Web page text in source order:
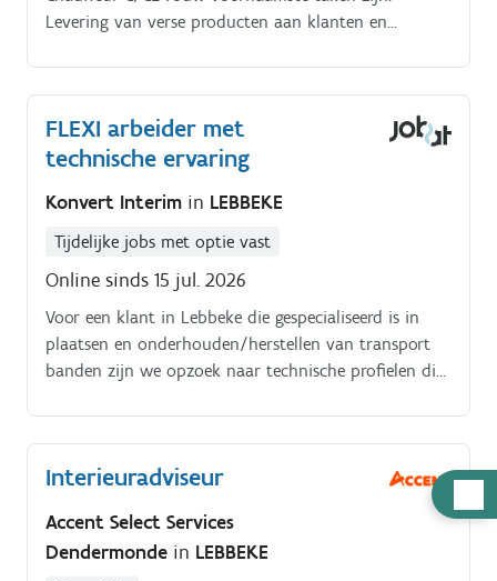
Levering van verse producten aan klanten en
plaatsen op de afgesproken locatie;- Correcte
verwerking van alle benodigde leveringsdocumenten.
FLEXI arbeider met
technische ervaring
Konvert Interim in LEBBEKE
Tijdelijke jobs met optie vast
Online sinds 15 jul. 2026
Voor een klant in Lebbeke die gespecialiseerd is in
plaatsen en onderhouden/herstellen van transport
banden zijn we opzoek naar technische profielen die
ondersteuning bieden. Algemeen onderhoud
uitvoeren
Interieuradviseur
Accent Select Services
Dendermonde in LEBBEKE